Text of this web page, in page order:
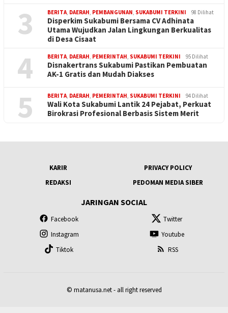
3 BERITA, DAERAH, PEMBANGUNAN, SUKABUMI TERKINI 98 Dilihat
Disperkim Sukabumi Bersama CV Adhinata
Utama Wujudkan Jalan Lingkungan Berkualitas
di Desa Cisaat
4 BERITA, DAERAH, PEMERINTAH, SUKABUMI TERKINI 95 Dilihat
Disnakertrans Sukabumi Pastikan Pembuatan
AK-1 Gratis dan Mudah Diakses
5 BERITA, DAERAH, PEMERINTAH, SUKABUMI TERKINI 94 Dilihat
Wali Kota Sukabumi Lantik 24 Pejabat, Perkuat
Birokrasi Profesional Berbasis Sistem Merit
KARIR
PRIVACY POLICY
REDAKSI
PEDOMAN MEDIA SIBER
JARINGAN SOCIAL
Facebook
Twitter
Instagram
Youtube
Tiktok
RSS
© matanusa.net - all right reserved